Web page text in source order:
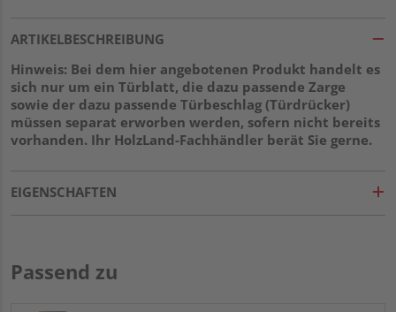
ARTIKELBESCHREIBUNG
Hinweis: Bei dem hier angebotenen Produkt handelt es
sich nur um ein Türblatt, die dazu passende Zarge
sowie der dazu passende Türbeschlag (Türdrücker)
müssen separat erworben werden, sofern nicht bereits
vorhanden. Ihr HolzLand-Fachhändler berät Sie gerne.
EIGENSCHAFTEN
Passend zu